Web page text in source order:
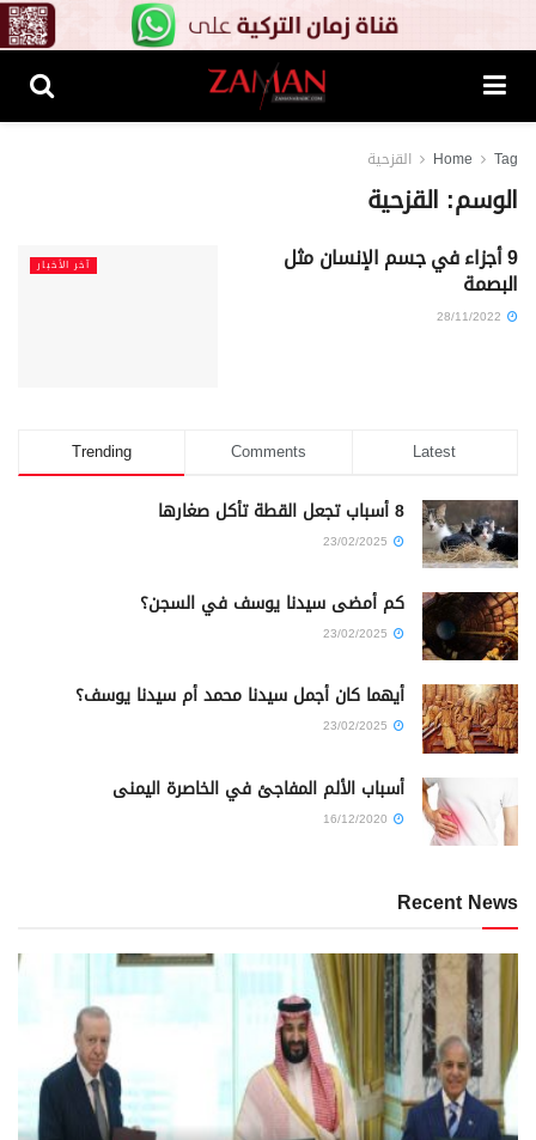
Home Tag القزحية
الوسم: القزحية
آخر الأخبار 9 أجزاء في جسم الإنسان مثل
البصمة
Trending Comments Latest
8 أسباب تجعل القطة تأكل صغارها
كم أمضى سيدنا يوسف في السجن؟
أيهما كان أجمل سيدنا محمد أم سيدنا يوسف؟
أسباب الألم المفاجئ في الخاصرة اليمنى
Recent News